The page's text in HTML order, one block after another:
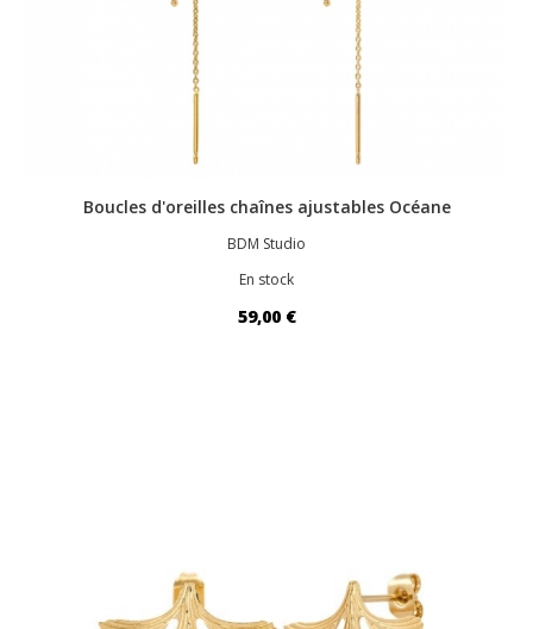
Boucles d'oreilles chaînes ajustables Océane
BDM Studio
En stock
59,00 €